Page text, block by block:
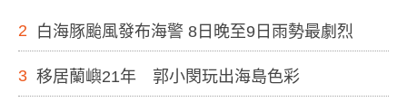
2 白海豚颱風發布海警 8日晚至9日雨勢最劇烈
3 移居蘭嶼21年 郭小閔玩出海島色彩